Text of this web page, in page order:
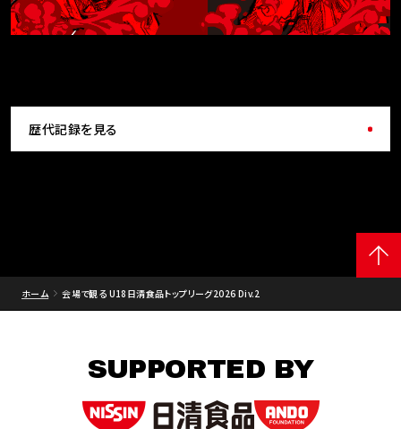
歴代記録を見る
ホーム 会場で観る U18日清食品トップリーグ2026 Div.2
SUPPORTED BY